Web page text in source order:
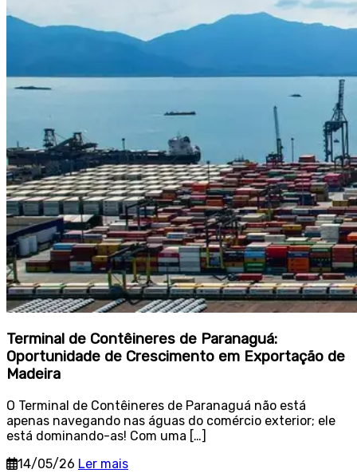
Terminal de Contêineres de Paranaguá:
Oportunidade de Crescimento em Exportação de
Madeira
O Terminal de Contêineres de Paranaguá não está
apenas navegando nas águas do comércio exterior; ele
está dominando-as! Com uma […]
14/05/26 Ler mais